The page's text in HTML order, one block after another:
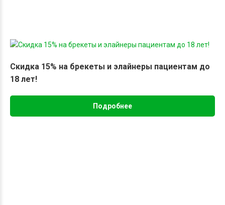
Скидка 15% на брекеты и элайнеры пациентам до
18 лет!
Подробнее